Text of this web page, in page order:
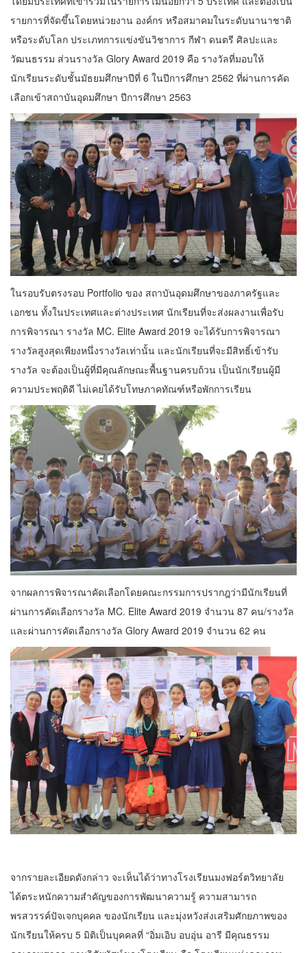
รายการที่จัดขึ้นโดยหน่วยงาน องค์กร หรือสมาคมในระดับนานาชาติ
หรือระดับโลก ประเภทการแข่งขันวิชาการ กีฬา ดนตรี ศิลปะและ
วัฒนธรรม ส่วนรางวัล Glory Award 2019 คือ รางวัลที่มอบให้
นักเรียนระดับชั้นมัธยมศึกษาปีที่ 6 ในปีการศึกษา 2562 ที่ผ่านการคัด
เลือกเข้าสถาบันอุดมศึกษา ปีการศึกษา 2563
ในรอบรับตรงรอบ Portfolio ของ สถาบันอุดมศึกษาของภาครัฐและ
เอกชน ทั้งในประเทศและต่างประเทศ นักเรียนที่จะส่งผลงานเพื่อรับ
การพิจารณา รางวัล MC. Elite Award 2019 จะได้รับการพิจารณา
รางวัลสูงสุดเพียงหนึ่งรางวัลเท่านั้น และนักเรียนที่จะมีสิทธิ์เข้ารับ
รางวัล จะต้องเป็นผู้ที่มีคุณลักษณะพื้นฐานครบถ้วน เป็นนักเรียนผู้มี
ความประพฤติดี ไม่เคยได้รับโทษภาคทัณฑ์หรือพักการเรียน
จากผลการพิจารณาคัดเลือกโดยคณะกรรมการปรากฎว่ามีนักเรียนที่
ผ่านการคัดเลือกรางวัล MC. Elite Award 2019 จำนวน 87 คน/รางวัล
และผ่านการคัดเลือกรางวัล Glory Award 2019 จำนวน 62 คน
จากรายละเอียดดังกล่าว จะเห็นได้ว่าทางโรงเรียนมงฟอร์ตวิทยาลัย
ได้ตระหนักความสำคัญของการพัฒนาความรู้ ความสามารถ
พรสวรรค์ปัจเจกบุคคล ของนักเรียน และมุ่งหวังส่งเสริมศักยภาพของ
นักเรียนให้ครบ 5 มิติเป็นบุคคลที่ “อิ่มเอิบ อบอุ่น อารี มีคุณธรรม